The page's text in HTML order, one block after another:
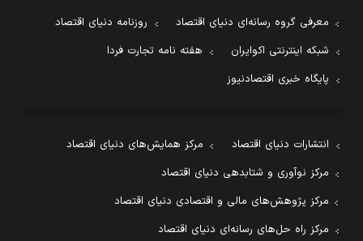
معرفی گروه رسانه‌ای دنیای اقتصاد
روزنامه دنیای اقتصاد
شبکه اینترنتی اکوایران
هفته نامه تجارت فردا
پایگاه خبری اقتصادنیوز
انتشارات دنیای اقتصاد
مرکز همایش‌های دنیای اقتصاد
مرکز نوآوری و شتابدهی دنیای اقتصاد
مرکز پژوهش‌های مالی و اقتصادی دنیای اقتصاد
مرکز راه حل‌های رسانه‌ای دنیای اقتصاد